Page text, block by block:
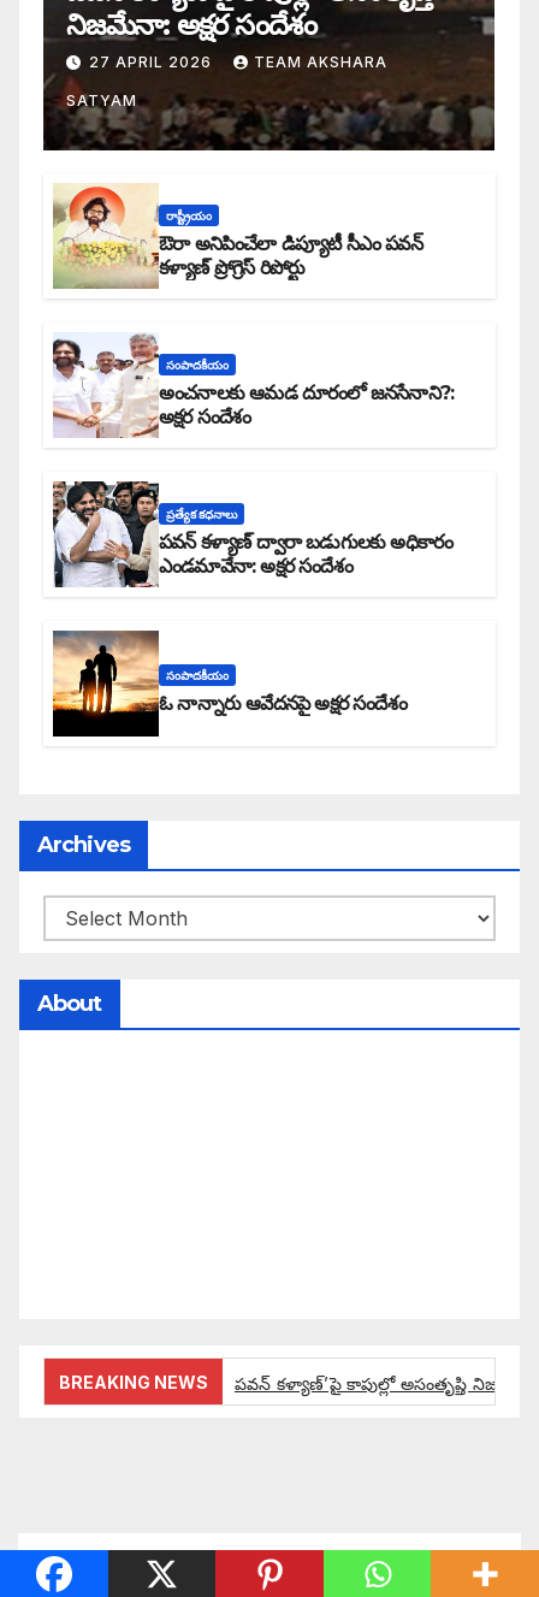
నిజమేనా: అక్షర సందేశం
27 APRIL 2026 TEAM AKSHARA
SATYAM
రాష్ట్రీయం
ఔరా అనిపించేలా డిప్యూటీ సీఎం పవన్
కళ్యాణ్ ప్రోగ్రెస్ రిపోర్టు
సంపాదకీయం
అంచనాలకు ఆమడ దూరంలో జనసేనాని?:
అక్షర సందేశం
ప్రత్యేక కధనాలు
పవన్ కళ్యాణ్ ద్వారా బడుగులకు అధికారం
ఎండమావేనా: అక్షర సందేశం
సంపాదకీయం
ఓ నాన్నారు ఆవేదనపై అక్షర సందేశం
Archives
About
BREAKING NEWS పవన్ కళ్యాణ్’పై కాపుల్లో అసంతృప్తి నిజమేనా:
పవన్ కళ్యాణ్ ద్వారా బడుగులకు అధికారం
You missed